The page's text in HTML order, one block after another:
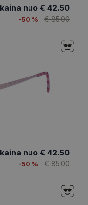
kaina nuo € 42.50
-50 % € 85.00
kaina nuo € 42.50
-50 % € 85.00